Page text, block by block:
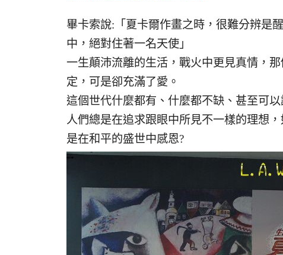
畢卡索說:「夏卡爾作畫之時，很難分辨是
中，絕對住著一名天使」
一生顛沛流離的生活，戰火中更見真情，
定，可是卻充滿了愛。
這個世代什麼都有、什麼都不缺、甚至可
人們總是在追求跟眼中所見不一樣的理想
是在和平的盛世中感恩?